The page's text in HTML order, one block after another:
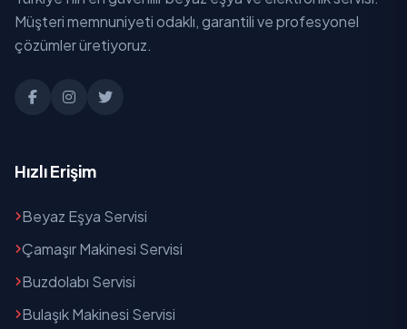
Yenice
Müşteri memnuniyeti odaklı, garantili ve profesyonel
çözümler üretiyoruz.
Hızlı Erişim
Beyaz Eşya Servisi
Çamaşır Makinesi Servisi
Buzdolabı Servisi
Bulaşık Makinesi Servisi